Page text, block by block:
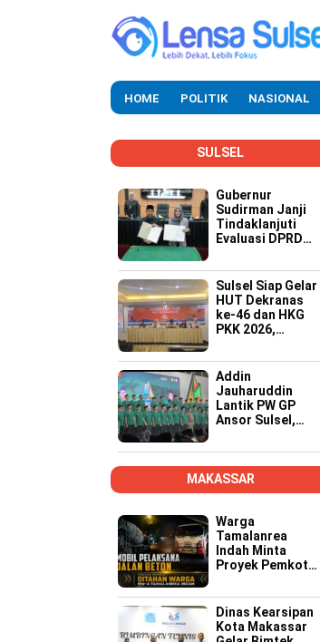
HOME POLITIK NASIONAL
SULSEL
Gubernur
Sudirman Janji
Tindaklanjuti
Evaluasi DPRD
Buruk OPD
Sulsel Siap Gelar
HUT Dekranas
ke-46 dan HKG
PKK 2026,
Promosi Wastra-
Kriya hingga
Dongkrak
Ekonomi Daerah
Addin
Jauharuddin
Lantik PW GP
Ansor Sulsel,
Kompeten,
Kreatif, dan Siap
Wujudkan
Ketahanan
MAKASSAR
Warga
Tamalanrea
Indah Minta
Proyek Pemkot
Transparan,
Musyawarah
Berakhir dengan
Kesepakatan
Dinas Kearsipan
Kota Makassar